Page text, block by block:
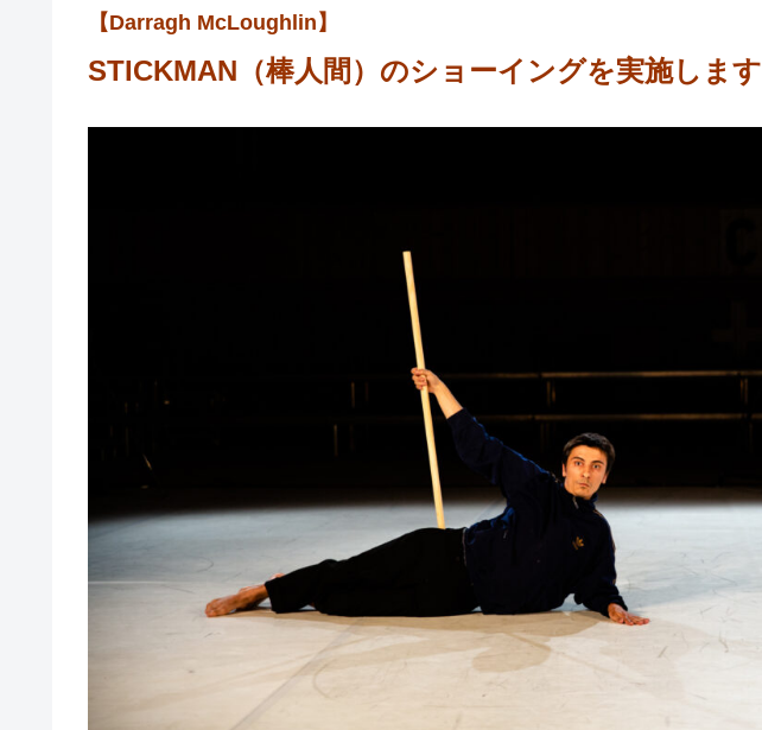
【Darragh McLoughlin】
STICKMAN（棒人間）のショーイングを実施します